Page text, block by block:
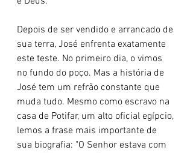
Depois de ser vendido e arrancado de
sua terra, José enfrenta exatamente
este teste. No primeiro dia, o vimos
no fundo do poço. Mas a história de
José tem um refrão constante que
muda tudo. Mesmo como escravo na
casa de Potifar, um alto oficial egípcio,
lemos a frase mais importante de
sua biografia: "O Senhor estava com